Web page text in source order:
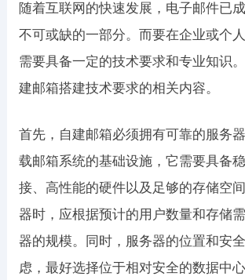
随着互联网的快速发展，电子邮件已
不可或缺的一部分。而要在企业或个
需要具备一定的技术要求和专业知识
建邮箱搭建技术要求的相关内容。
首先，自建邮箱必须拥有可靠的服务
载邮箱系统的基础设施，它需要具备
接、高性能的硬件以及足够的存储空
器时，应根据预计的用户数量和存储
器的规模。同时，服务器的位置和安
虑，最好选择位于相对安全的数据中心